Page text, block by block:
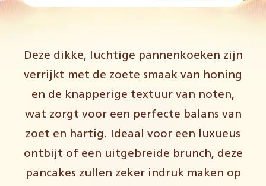
Deze dikke, luchtige pannenkoeken zijn
verrijkt met de zoete smaak van honing
en de knapperige textuur van noten,
wat zorgt voor een perfecte balans van
zoet en hartig. Ideaal voor een luxueus
ontbijt of een uitgebreide brunch, deze
pancakes zullen zeker indruk maken op